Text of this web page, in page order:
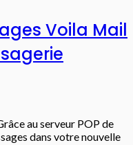
Voila Mail
au serveur POP de
dans votre nouvelle